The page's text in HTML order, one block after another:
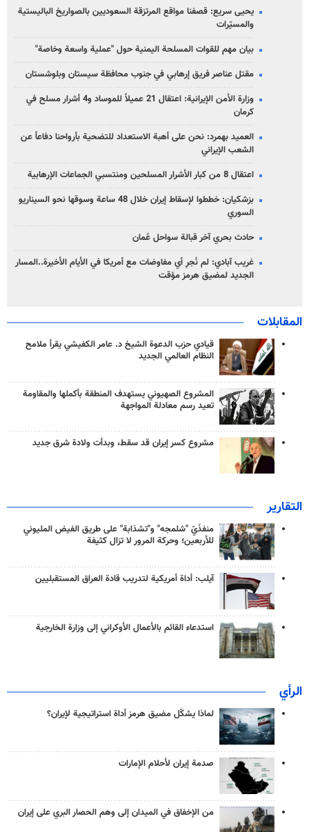
يحيى سريع: قصفنا مواقع المرتزقة السعوديين بالصواريخ الباليستية
والمسيّرات
بيان مهم للقوات المسلحة اليمنية حول "عملية واسعة وخاصة"
مقتل عناصر فريق إرهابي في جنوب محافظة سيستان وبلوشستان
وزارة الأمن الإيرانية: اعتقال 21 عميلاً للموساد و4 أشرار مسلح في
كرمان
العميد بهمرد: نحن على أهبة الاستعداد للتضحية بأرواحنا دفاعاً عن
الشعب الإيراني
اعتقال 8 من كبار الأشرار المسلحين ومنتسبي الجماعات الإرهابية
بزشكيان: خططوا لإسقاط إيران خلال 48 ساعة وسوقها نحو السيناريو
السوري
حادث بحري آخر قبالة سواحل عُمان
غريب آبادي: لم نُجرِ أي مفاوضات مع أمريكا في الأيام الأخيرة..المسار
الجديد لمضيق هرمز مؤقت
المقابلات
قيادي حزب الدعوة الشيخ د. عامر الكفيشي يقرأ ملامح
النظام العالمي الجديد
المشروع الصهيوني يستهدف المنطقة بأكملها والمقاومة
تعيد رسم معادلة المواجهة
مشروع كسر إيران قد سقط، وبدأت ولادة شرق جديد
التقارير
منفذَيّ "شلمجه" و"تشذابة" على طريق الفيض المليوني
للأربعين؛ وحركة المرور لا تزال كثيفة
آيلب: أداة أمريكية لتدريب قادة العراق المستقبليين
استدعاء القائم بالأعمال الأوكراني إلى وزارة الخارجية
الرأي
لماذا يشكّل مضيق هرمز أداة استراتيجية لإيران؟
صدمة إيران لأحلام الإمارات
من الإخفاق في الميدان إلى وهم الحصار البري على إيران